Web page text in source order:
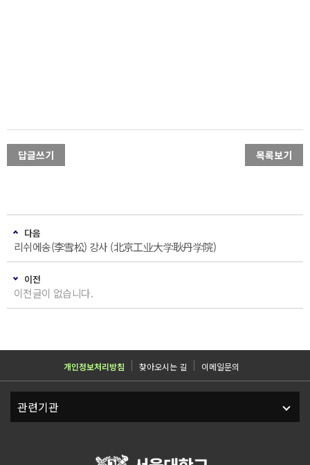
답글쓰기 목록보기
다음
리쉬에송(李雪松) 강사 (北京工业大学耿丹学院)
이전
이전글이 없습니다.
개인정보처리방침 찾아오시는 길 이메일문의